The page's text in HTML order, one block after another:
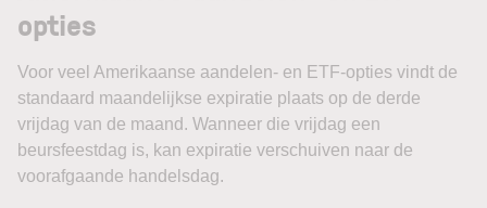
opties
Voor veel Amerikaanse aandelen- en ETF-opties vindt de
standaard maandelijkse expiratie plaats op de derde
vrijdag van de maand. Wanneer die vrijdag een
beursfeestdag is, kan expiratie verschuiven naar de
voorafgaande handelsdag.